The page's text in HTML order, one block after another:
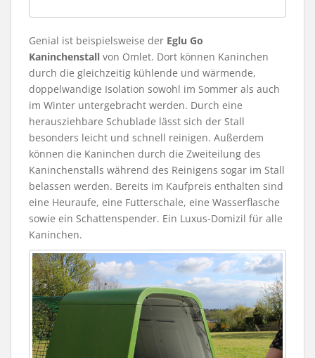
Genial ist beispielsweise der Eglu Go
Kaninchenstall von Omlet. Dort können Kaninchen
durch die gleichzeitig kühlende und wärmende,
doppelwandige Isolation sowohl im Sommer als auch
im Winter untergebracht werden. Durch eine
herausziehbare Schublade lässt sich der Stall
besonders leicht und schnell reinigen. Außerdem
können die Kaninchen durch die Zweiteilung des
Kaninchenstalls während des Reinigens sogar im Stall
belassen werden. Bereits im Kaufpreis enthalten sind
eine Heuraufe, eine Futterschale, eine Wasserflasche
sowie ein Schattenspender. Ein Luxus-Domizil für alle
Kaninchen.